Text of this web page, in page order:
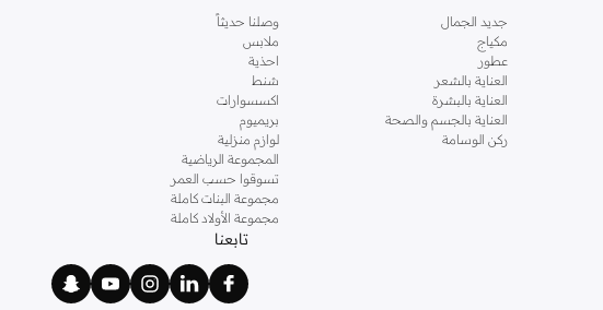
جديد الجمال
مكياج
عطور
العناية بالشعر
العناية بالبشرة
العناية بالجسم والصحة
ركن الوسامة
وصلنا حديثاً
ملابس
احذية
شنط
اكسسوارات
بريميوم
لوازم منزلية
المجموعة الرياضية
تسوقوا حسب العمر
مجموعة البنات كاملة
مجموعة الأولاد كاملة
تابعنا